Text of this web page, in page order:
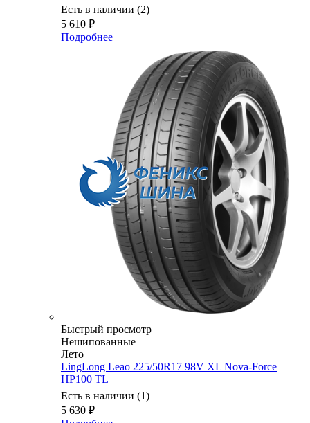
Есть в наличии (2)
5 610 ₽
Подробнее
Быстрый просмотр
Нешипованные
Лето
LingLong Leao 225/50R17 98V XL Nova-Force
HP100 TL
Есть в наличии (1)
5 630 ₽